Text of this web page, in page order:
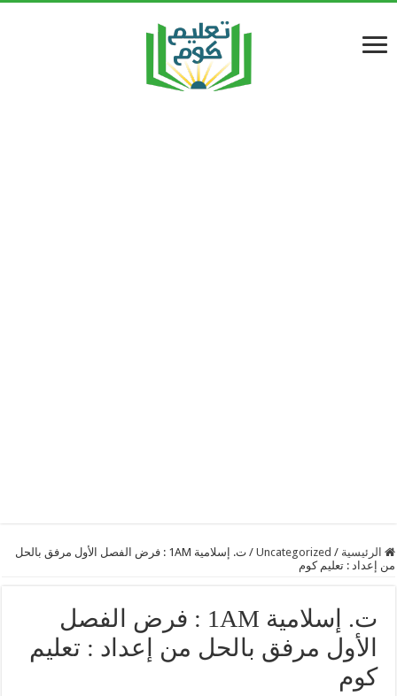
الرئيسية /
Uncategorized
/
ت. إسلامية 1AM : فرض الفصل الأول مرفق بالحل
من إعداد : تعليم كوم
ت. إسلامية 1AM : فرض الفصل
الأول مرفق بالحل من إعداد : تعليم
كوم